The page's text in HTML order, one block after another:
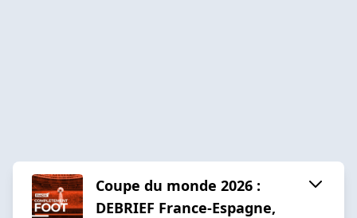
Coupe du monde 2026 :
DEBRIEF France-Espagne,